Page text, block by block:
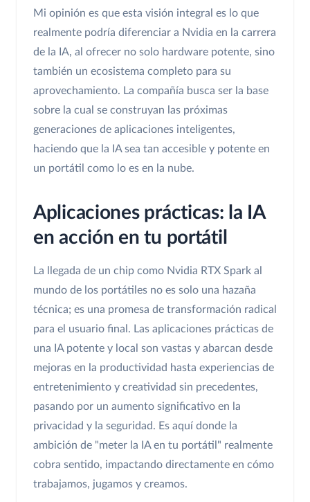
Mi opinión es que esta visión integral es lo que
realmente podría diferenciar a Nvidia en la carrera
de la IA, al ofrecer no solo hardware potente, sino
también un ecosistema completo para su
aprovechamiento. La compañía busca ser la base
sobre la cual se construyan las próximas
generaciones de aplicaciones inteligentes,
haciendo que la IA sea tan accesible y potente en
un portátil como lo es en la nube.
Aplicaciones prácticas: la IA
en acción en tu portátil
La llegada de un chip como Nvidia RTX Spark al
mundo de los portátiles no es solo una hazaña
técnica; es una promesa de transformación radical
para el usuario final. Las aplicaciones prácticas de
una IA potente y local son vastas y abarcan desde
mejoras en la productividad hasta experiencias de
entretenimiento y creatividad sin precedentes,
pasando por un aumento significativo en la
privacidad y la seguridad. Es aquí donde la
ambición de "meter la IA en tu portátil" realmente
cobra sentido, impactando directamente en cómo
trabajamos, jugamos y creamos.